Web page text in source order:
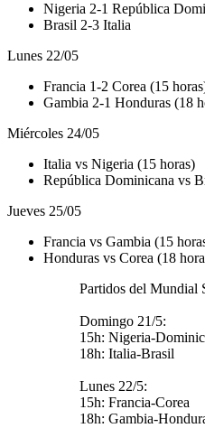
Nigeria 2-1 República
Brasil 2-3 Italia
Lunes 22/05
Francia 1-2 Corea (15
Gambia 2-1 Honduras (18
Miércoles 24/05
Italia vs Nigeria (15 horas)
República Dominicana vs
Jueves 25/05
Francia vs Gambia (15
Honduras vs Corea (18
Partidos del Mundial
Domingo 21/5:
15h: Nigeria-
18h: Italia-Brasil
Lunes 22/5:
15h: Francia-Corea
18h: Gambia-